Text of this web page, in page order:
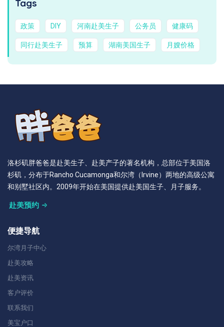
Tags
政策 DIY 河南赴美生子 公务员 健康码
同行赴美生子 预算 湖南美国生子 月嫂价格
洛杉矶胖爸爸是赴美生子、赴美产子的著名机构，总部位于美国洛
杉矶，分布于Rancho Cucamonga和尔湾（Irvine）两地的高级公寓
和别墅社区内。2009年开始在美国提供赴美国生子、月子服务。
赴美预约
便捷导航
尔湾月子中心
赴美攻略
赴美资讯
客户评价
联系我们
美宝户口